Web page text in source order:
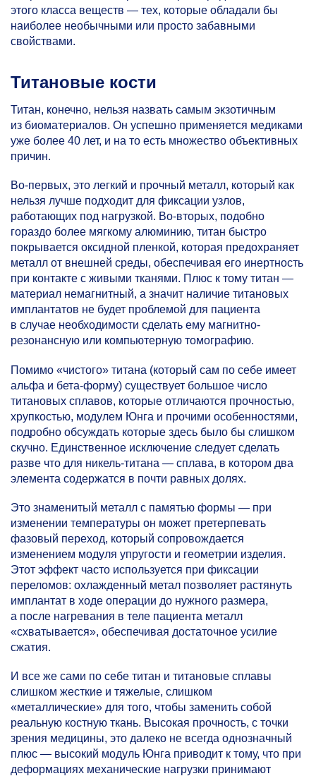
этого класса веществ — тех, которые обладали бы
наиболее необычными или просто забавными
свойствами.
Титановые кости
Титан, конечно, нельзя назвать самым экзотичным
из биоматериалов. Он успешно применяется медиками
уже более 40 лет, и на то есть множество объективных
причин.
Во-первых, это легкий и прочный металл, который как
нельзя лучше подходит для фиксации узлов,
работающих под нагрузкой. Во-вторых, подобно
гораздо более мягкому алюминию, титан быстро
покрывается оксидной пленкой, которая предохраняет
металл от внешней среды, обеспечивая его инертность
при контакте с живыми тканями. Плюс к тому титан —
материал немагнитный, а значит наличие титановых
имплантатов не будет проблемой для пациента
в случае необходимости сделать ему магнитно-
резонансную или компьютерную томографию.
Помимо «чистого» титана (который сам по себе имеет
альфа и бета-форму) существует большое число
титановых сплавов, которые отличаются прочностью,
хрупкостью, модулем Юнга и прочими особенностями,
подробно обсуждать которые здесь было бы слишком
скучно. Единственное исключение следует сделать
разве что для никель-титана — сплава, в котором два
элемента содержатся в почти равных долях.
Это знаменитый металл с памятью формы — при
изменении температуры он может претерпевать
фазовый переход, который сопровождается
изменением модуля упругости и геометрии изделия.
Этот эффект часто используется при фиксации
переломов: охлажденный метал позволяет растянуть
имплантат в ходе операции до нужного размера,
а после нагревания в теле пациента металл
«схватывается», обеспечивая достаточное усилие
сжатия.
И все же сами по себе титан и титановые сплавы
слишком жесткие и тяжелые, слишком
«металлические» для того, чтобы заменить собой
реальную костную ткань. Высокая прочность, с точки
зрения медицины, это далеко не всегда однозначный
плюс — высокий модуль Юнга приводит к тому, что при
деформациях механические нагрузки принимают